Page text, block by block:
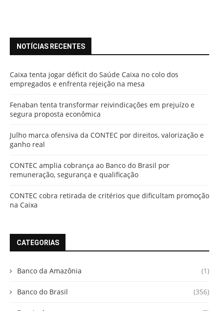
NOTÍCIAS RECENTES
Caixa tenta jogar déficit do Saúde Caixa no colo dos
empregados e enfrenta rejeição na mesa
Fenaban tenta transformar reivindicações em prejuízo e
segura proposta econômica
Julho marca ofensiva da CONTEC por direitos, valorização e
ganho real
CONTEC amplia cobrança ao Banco do Brasil por
remuneração, segurança e qualificação
CONTEC cobra retirada de critérios que dificultam promoção
na Caixa
CATEGORIAS
Banco da Amazônia (1)
Banco do Brasil (356)